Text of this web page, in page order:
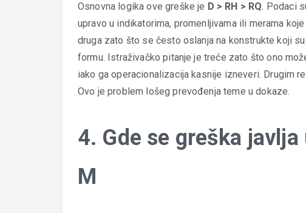
Osnovna logika ove greške je D > RH > RQ. Podaci
upravo u indikatorima, promenljivama ili merama
druga zato što se često oslanja na konstrukte koji
formu. Istraživačko pitanje je treće zato što ono
iako ga operacionalizacija kasnije izneveri. Drugim
Ovo je problem lošeg prevođenja teme u dokaze.
4. Gde se greška
M